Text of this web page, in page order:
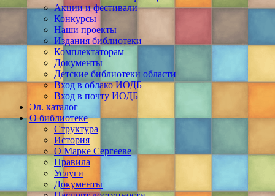
Акции и фестивали
Конкурсы
Наши проекты
Издания библиотеки
Комплектаторам
Документы
Детские библиотеки области
Вход в облако ИОДБ
Вход в почту ИОДБ
Эл. каталог
О библиотеке
Структура
История
О Марке Сергееве
Правила
Услуги
Документы